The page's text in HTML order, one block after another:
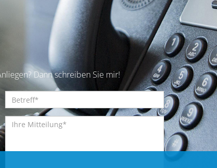
Dann schreiben Sie mir!